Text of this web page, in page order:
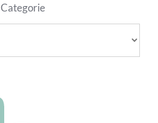
Categorie